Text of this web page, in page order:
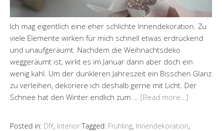
Ich mag eigentlich eine eher schlichte Innendekoration. Zu
viele Elemente wirken für mich schnell etwas erdrückend
und unaufgeräumt. Nachdem die Weihnachtsdeko
weggeräumt ist, wirkt es im Januar dann aber doch ein
wenig kahl. Um der dunkleren Jahreszeit ein Bisschen Glanz
zu verleihen, dekoriere ich deshalb gerne mit Licht. Der
Schnee hat den Winter endlich zum … [Read more…]
Posted in: DIY, Interior Tagged: Frühling, Innendekoration,